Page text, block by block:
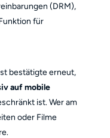
(DRM),
für
bestätigte erneut,
auf mobile
ist. Wer am
oder Filme